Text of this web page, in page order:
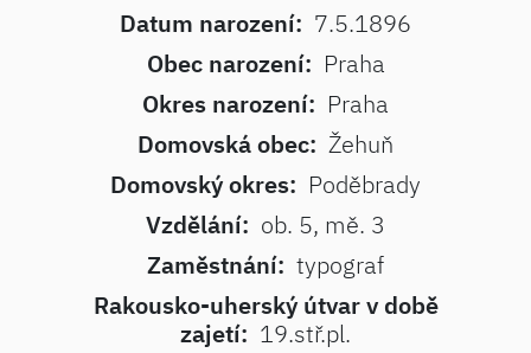
Datum narození: 7.5.1896
Obec narození: Praha
Okres narození: Praha
Domovská obec: Žehuň
Domovský okres: Poděbrady
Vzdělání: ob. 5, mě. 3
Zaměstnání: typograf
Rakousko-uherský útvar v době
zajetí: 19.stř.pl.